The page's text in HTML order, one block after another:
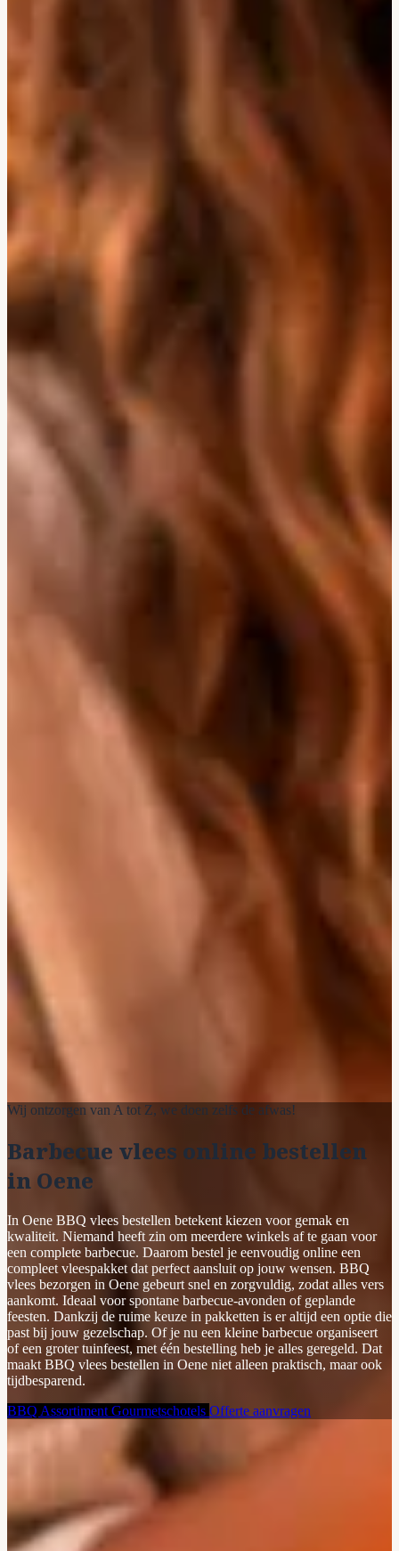
Wij ontzorgen van A tot Z, we doen zelfs de afwas!
Barbecue vlees online bestellen
in Oene
In Oene BBQ vlees bestellen betekent kiezen voor gemak en
kwaliteit. Niemand heeft zin om meerdere winkels af te gaan voor
een complete barbecue. Daarom bestel je eenvoudig online een
compleet vleespakket dat perfect aansluit op jouw wensen. BBQ
vlees bezorgen in Oene gebeurt snel en zorgvuldig, zodat alles vers
aankomt. Ideaal voor spontane barbecue-avonden of geplande
feesten. Dankzij de ruime keuze in pakketten is er altijd een optie die
past bij jouw gezelschap. Of je nu een kleine barbecue organiseert
of een groter tuinfeest, met één bestelling heb je alles geregeld. Dat
maakt BBQ vlees bestellen in Oene niet alleen praktisch, maar ook
tijdbesparend.
BBQ Assortiment Gourmetschotels Offerte aanvragen